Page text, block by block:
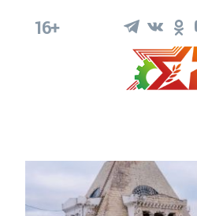
16+